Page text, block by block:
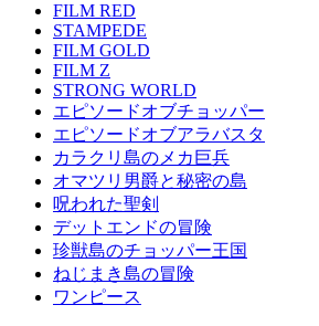
FILM RED
STAMPEDE
FILM GOLD
FILM Z
STRONG WORLD
エピソードオブチョッパー
エピソードオブアラバスタ
カラクリ島のメカ巨兵
オマツリ男爵と秘密の島
呪われた聖剣
デットエンドの冒険
珍獣島のチョッパー王国
ねじまき島の冒険
ワンピース